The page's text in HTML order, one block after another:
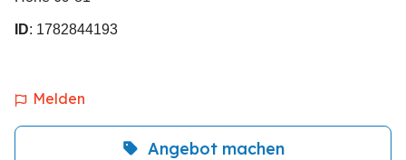
ID: 1782844193
Melden
Angebot machen